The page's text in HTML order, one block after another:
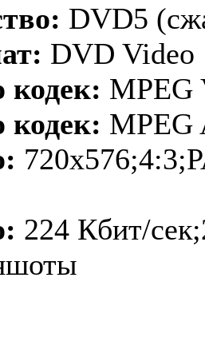
DVD5
DVD Video
кодек: MPEG
кодек: MPEG
224 Кбит/